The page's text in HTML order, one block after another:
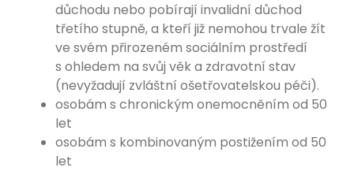
důchodu nebo pobírají invalidní důchod
třetího stupně, a kteří již nemohou trvale žít
ve svém přirozeném sociálním prostředí
s ohledem na svůj věk a zdravotní stav
(nevyžadují zvláštní ošetřovatelskou péči).
osobám s chronickým onemocněním od 50
let
osobám s kombinovaným postižením od 50
let